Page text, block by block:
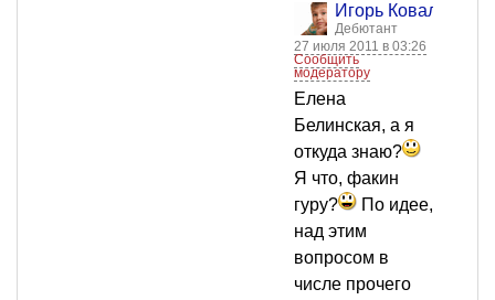
Игорь Коваленко
Дебютант
27 июля 2011 в 03:26
Сообщить
модератору
Елена
Белинская, а я
откуда знаю?
Я что, факин
гуру?
По идее,
над этим
вопросом в
числе прочего